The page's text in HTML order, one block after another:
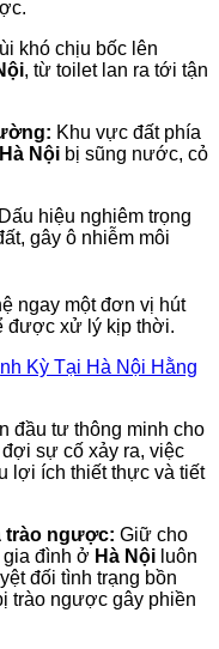
khó chịu bốc lên
, từ toilet lan ra tới tận
Khu vực đất phía
Hà Nội bị sũng nước, cỏ
Dấu hiệu nghiêm trọng
gây ô nhiễm môi
ngay một đơn vị hút
được xử lý kịp thời.
Kỳ Tại Hà Nội Hằng
đầu tư thông minh cho
sự cố xảy ra, việc
lợi ích thiết thực và tiết
trào ngược: Giữ cho
gia đình ở Hà Nội luôn
đối tình trạng bồn
trào ngược gây phiền